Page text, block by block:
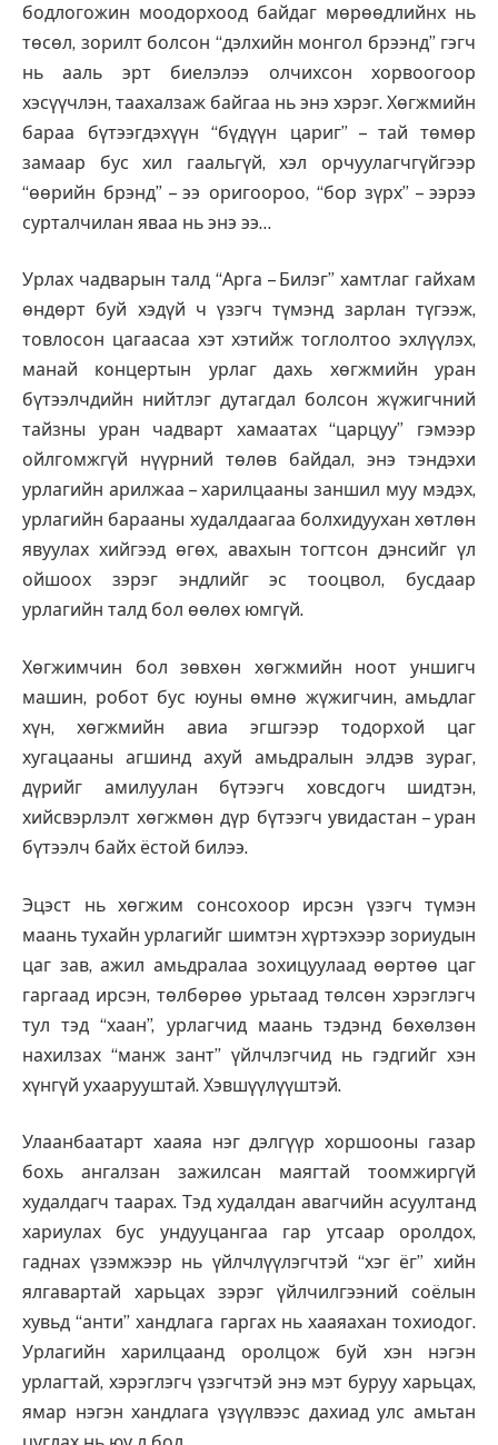
бодлогожин моодорхоод байдаг мөрөөдлийнх нь
төсөл, зорилт болсон “дэлхийн монгол брээнд” гэгч
нь ааль эрт биелэлээ олчихсон хорвоогоор
хэсүүчлэн, таахалзаж байгаа нь энэ хэрэг. Хөгжмийн
бараа бүтээгдэхүүн “бүдүүн цариг” – тай төмөр
замаар бус хил гаальгүй, хэл орчуулагчгүйгээр
“өөрийн брэнд” – ээ оригоороо, “бор зүрх” – ээрээ
сурталчилан яваа нь энэ ээ…
Урлах чадварын талд “Арга – Билэг” хамтлаг гайхам
өндөрт буй хэдүй ч үзэгч түмэнд зарлан түгээж,
товлосон цагаасаа хэт хэтийж тоглолтоо эхлүүлэх,
манай концертын урлаг дахь хөгжмийн уран
бүтээлчдийн нийтлэг дутагдал болсон жүжигчний
тайзны уран чадварт хамаатах “царцуу” гэмээр
ойлгомжгүй нүүрний төлөв байдал, энэ тэндэхи
урлагийн арилжаа – харилцааны заншил муу мэдэх,
урлагийн барааны худалдаагаа болхидуухан хөтлөн
явуулах хийгээд өгөх, авахын тогтсон дэнсийг үл
ойшоох зэрэг эндлийг эс тооцвол, бусдаар
урлагийн талд бол өөлөх юмгүй.
Хөгжимчин бол зөвхөн хөгжмийн ноот уншигч
машин, робот бус юуны өмнө жүжигчин, амьдлаг
хүн, хөгжмийн авиа эгшгээр тодорхой цаг
хугацааны агшинд ахуй амьдралын элдэв зураг,
дүрийг амилуулан бүтээгч ховсдогч шидтэн,
хийсвэрлэлт хөгжмөн дүр бүтээгч увидастан – уран
бүтээлч байх ёстой билээ.
Эцэст нь хөгжим сонсохоор ирсэн үзэгч түмэн
маань тухайн урлагийг шимтэн хүртэхээр зориудын
цаг зав, ажил амьдралаа зохицуулаад өөртөө цаг
гаргаад ирсэн, төлбөрөө урьтаад төлсөн хэрэглэгч
тул тэд “хаан”, урлагчид маань тэдэнд бөхөлзөн
нахилзах “манж зант” үйлчлэгчид нь гэдгийг хэн
хүнгүй ухаарууштай. Хэвшүүлүүштэй.
Улаанбаатарт хааяа нэг дэлгүүр хоршооны газар
бохь ангалзан зажилсан маягтай тоомжиргүй
худалдагч таарах. Тэд худалдан авагчийн асуултанд
хариулах бус ундууцангаа гар утсаар оролдох,
гаднах үзэмжээр нь үйлчлүүлэгчтэй “хэг ёг” хийн
ялгавартай харьцах зэрэг үйлчилгээний соёлын
хувьд “анти” хандлага гаргах нь хааяахан тохиодог.
Урлагийн харилцаанд оролцож буй хэн нэгэн
урлагтай, хэрэглэгч үзэгчтэй энэ мэт буруу харьцах,
ямар нэгэн хандлага үзүүлвээс дахиад улс амьтан